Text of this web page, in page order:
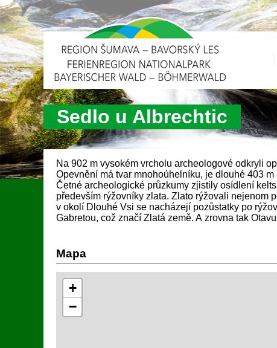
Sedlo u Albrechtic
Na 902 m vysokém vrcholu archeologové odkryli
Opevnění má tvar mnohoúhelníku, je dlouhé 403
Četné archeologické průzkumy zjistily osídlení
především rýžovníky zlata. Zlato rýžovali nejenom
v okolí Dlouhé Vsi se nacházejí pozůstatky po
Gabretou, což značí Zlatá země. A zrovna tak
Mapa